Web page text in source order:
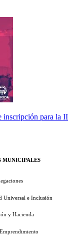
inscripción para la II
MUNICIPALES
Universal e Inclusión
y Hacienda